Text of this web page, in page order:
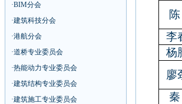
·BIM分会
·建筑科技分会
·港航分会
·道桥专业委员会
·热能动力专业委员会
·建筑结构专业委员会
·建筑施工专业委员会
陈
李
杨
廖
秦